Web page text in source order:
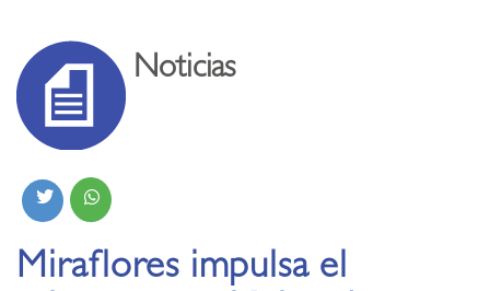
Noticias
Miraflores impulsa el